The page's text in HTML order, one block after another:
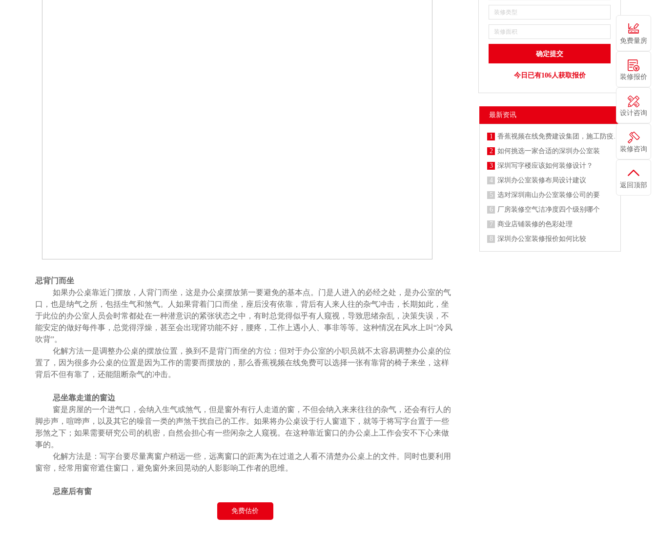
忌背门而坐
如果办公桌靠近门摆放，人背门而坐，这是办公桌摆放第一要避免的基本点。门是人进入的必经之处，是办公室的气
口，也是纳气之所，包括生气和煞气。人如果背着门口而坐，座后没有依靠，背后有人来人往的杂气冲击，长期如此，坐
于此位的办公室人员会时常都处在一种潜意识的紧张状态之中，有时总觉得似乎有人窥视，导致思绪杂乱，决策失误，不
能安定的做好每件事，总觉得浮燥，甚至会出现肾功能不好，腰疼，工作上遇小人、事非等等。这种情况在风水上叫“冷风
吹背”。
化解方法一是调整办公桌的摆放位置，换到不是背门而坐的方位；但对于办公室的小职员就不太容易调整办公桌的位
置了，因为很多办公桌的位置是因为工作的需要而摆放的，那么香蕉视频在线免费可以选择一张有靠背的椅子来坐，这样
背后不但有靠了，还能阻断杂气的冲击。
忌坐靠走道的窗边
窗是房屋的一个进气口，会纳入生气或煞气，但是窗外有行人走道的窗，不但会纳入来来往往的杂气，还会有行人的
脚步声，喧哗声，以及其它的噪音一类的声煞干扰自己的工作。如果将办公桌设于行人窗道下，就等于将写字台置于一些
形煞之下；如果需要研究公司的机密，自然会担心有一些闲杂之人窥视。在这种靠近窗口的办公桌上工作会安不下心来做
事的。
化解方法是：写字台要尽量离窗户稍远一些，远离窗口的距离为在过道之人看不清楚办公桌上的文件。同时也要利用
窗帘，经常用窗帘遮住窗口，避免窗外来回晃动的人影影响工作者的思维。
忌座后有窗
免费估价
今日已有106人获取报价
最新资讯
1
香蕉视频在线免费建设集团，施工防疫两不误
2
如何挑选一家合适的深圳办公室装
3
深圳写字楼应该如何装修设计？
4
深圳办公室装修布局设计建议
5
选对深圳南山办公室装修公司的要
6
厂房装修空气洁净度四个级别哪个
7
商业店铺装修的色彩处理
8
深圳办公室装修报价如何比较
免费量房
装修报价
设计咨询
装修咨询
返回顶部